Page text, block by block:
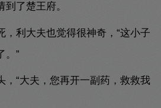
了楚王府。
，利大夫也觉得很神奇，“这小子
。”
，“大夫，您再开一副药，救救我